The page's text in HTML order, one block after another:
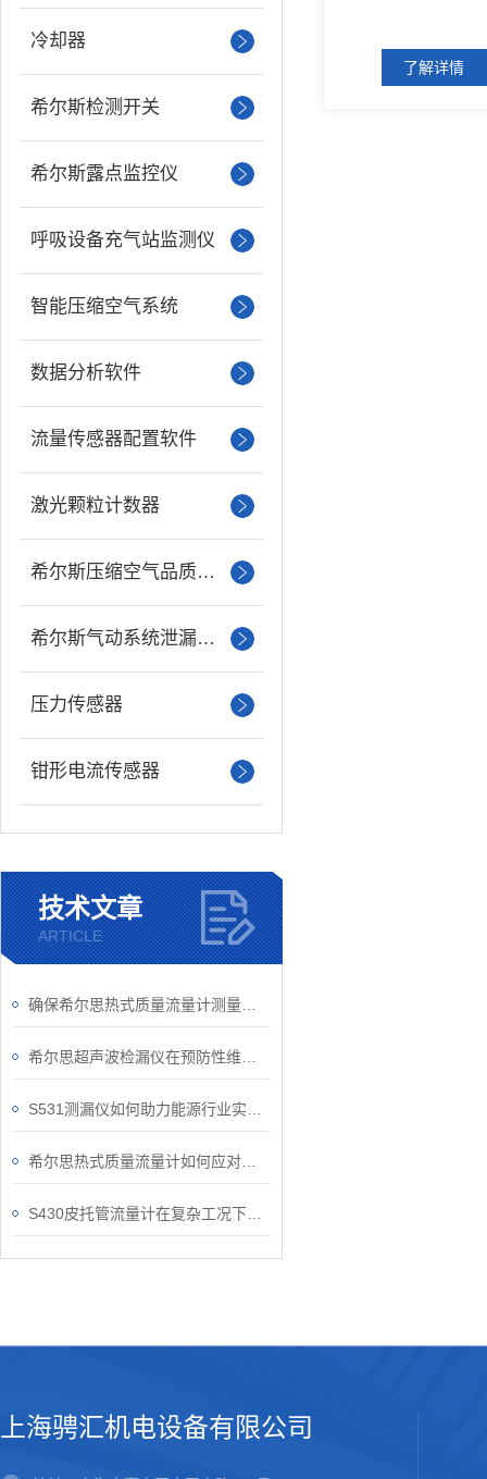
冷却器
希尔斯检测开关
希尔斯露点监控仪
呼吸设备充气站监测仪
智能压缩空气系统
数据分析软件
流量传感器配置软件
激光颗粒计数器
希尔斯压缩空气品质分析仪
希尔斯气动系统泄漏检测仪
压力传感器
钳形电流传感器
技术文章
ARTICLE
了解详情
上海骋汇机电设备有限公司